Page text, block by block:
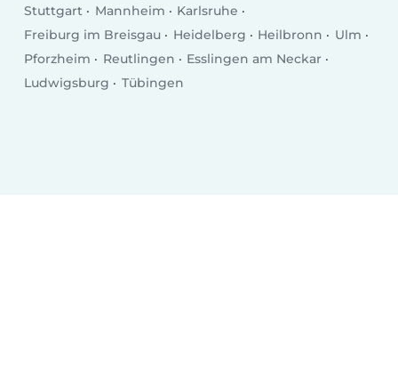
Stuttgart Mannheim
Karlsruhe
Freiburg im Breisgau
Heidelberg Heilbronn
Ulm
Pforzheim
Reutlingen
Esslingen am Neckar
Ludwigsburg
Tübingen